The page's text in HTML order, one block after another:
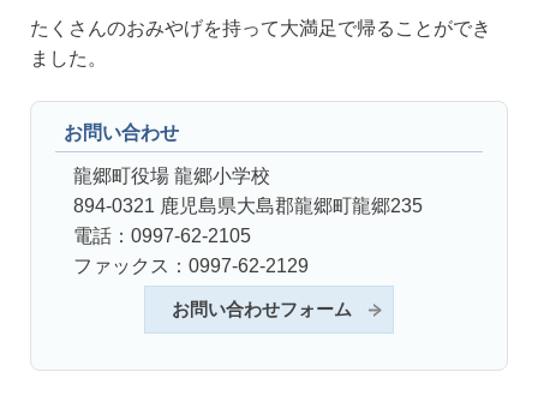
たくさんのおみやげを持って大満足で帰ることができ
ました。
お問い合わせ
龍郷町役場 龍郷小学校
894-0321 鹿児島県大島郡龍郷町龍郷235
電話：0997-62-2105
ファックス：0997-62-2129
お問い合わせフォーム